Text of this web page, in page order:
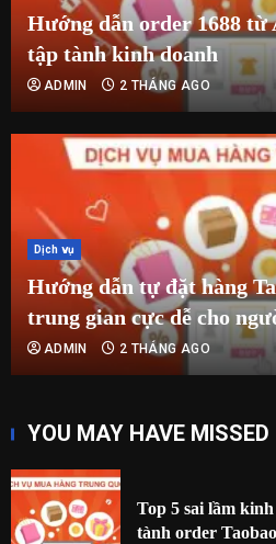
Hướng dẫn order 1688 từ
tập tành kinh doanh
ADMIN 2 THÁNG AGO
Dịch vụ
Hướng dẫn tự đặt hàng
trung gian cực dễ cho
ADMIN 2 THÁNG AGO
YOU MAY HAVE MISSED
Top 5 sai lầm
tành order Taobao